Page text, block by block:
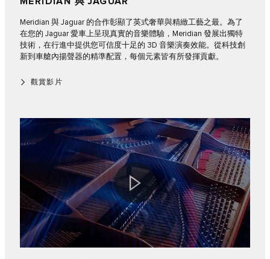
Meridian 與 Jaguar 的合作彰顯了英式奢華與精緻工藝之最。為了
在您的 Jaguar 愛車上呈現真實的音樂體驗，Meridian 發展出獨特
技術，在行進中提供您可信度十足的 3D 音樂演奏效能。從科技創
新到車艙內揚聲器的精準配置，每個元素皆有所發揮貢獻。
觀賞影片